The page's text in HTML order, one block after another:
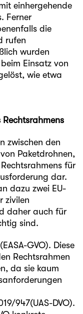
einhergehende
Ferner
die
rufen
wurden
Einsatz von
wie etwa
zwischen den
Paketdrohnen,
für
dar.
dazu zwei EU-
zivilen
daher auch für
sind.
(EASA-GVO). Diese
Rechtsrahmen
da sie kaum
947(UAS-DVO).